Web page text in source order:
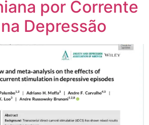
por Corrente
Depressão